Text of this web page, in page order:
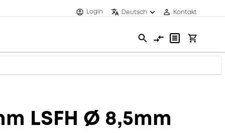
Login Deutsch Kontakt
LSFH Ø 8,5mm